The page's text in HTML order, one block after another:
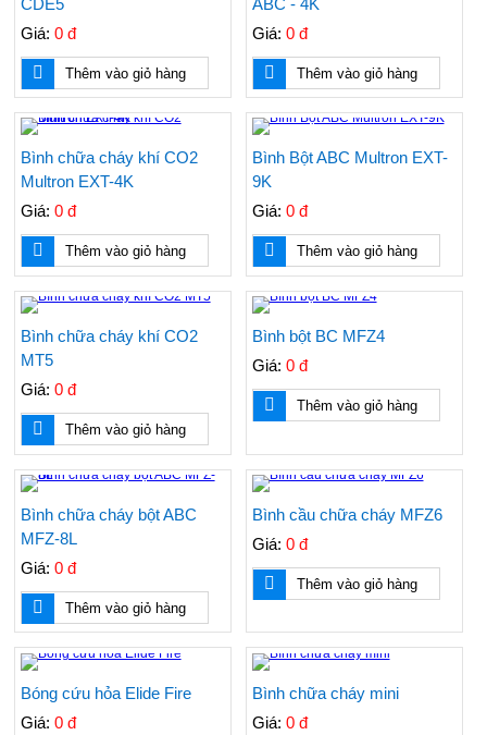
Giá: 0 đ
Thêm vào giỏ hàng
Giá: 0 đ
Thêm vào giỏ hàng
Bình chữa cháy khí CO2
Multron EXT-4K
Giá: 0 đ
Thêm vào giỏ hàng
Bình Bột ABC Multron EXT-
9K
Giá: 0 đ
Thêm vào giỏ hàng
Bình chữa cháy khí CO2
MT5
Giá: 0 đ
Thêm vào giỏ hàng
Bình bột BC MFZ4
Giá: 0 đ
Thêm vào giỏ hàng
Bình chữa cháy bột ABC
MFZ-8L
Giá: 0 đ
Thêm vào giỏ hàng
Bình cầu chữa cháy MFZ6
Giá: 0 đ
Thêm vào giỏ hàng
Bóng cứu hỏa Elide Fire
Giá: 0 đ
Bình chữa cháy mini
Giá: 0 đ